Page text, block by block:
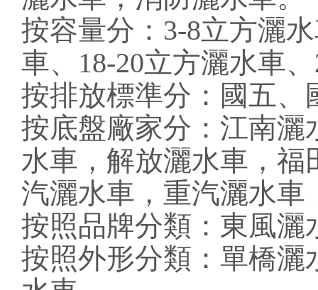
按容量分：3-8立方灑
車、18-20立方灑水車
按排放標準分：國五、
按底盤廠家分：江南灑
水車 ，解放灑水車，
汽灑水車，重汽灑水車
按照品牌分類：東風灑
按照外形分類：單橋灑